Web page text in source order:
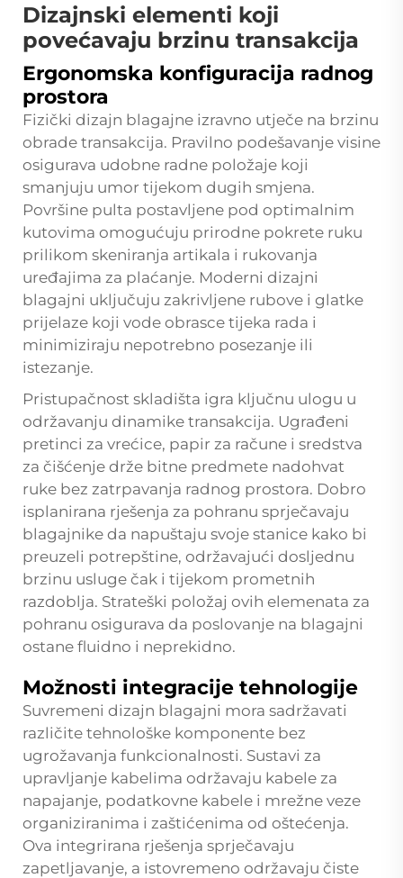
Dizajnski elementi koji
povećavaju brzinu transakcija
Ergonomska konfiguracija radnog
prostora
Fizički dizajn blagajne izravno utječe na brzinu
obrade transakcija. Pravilno podešavanje visine
osigurava udobne radne položaje koji
smanjuju umor tijekom dugih smjena.
Površine pulta postavljene pod optimalnim
kutovima omogućuju prirodne pokrete ruku
prilikom skeniranja artikala i rukovanja
uređajima za plaćanje. Moderni dizajni
blagajni uključuju zakrivljene rubove i glatke
prijelaze koji vode obrasce tijeka rada i
minimiziraju nepotrebno posezanje ili
istezanje.
Pristupačnost skladišta igra ključnu ulogu u
održavanju dinamike transakcija. Ugrađeni
pretinci za vrećice, papir za račune i sredstva
za čišćenje drže bitne predmete nadohvat
ruke bez zatrpavanja radnog prostora. Dobro
isplanirana rješenja za pohranu sprječavaju
blagajnike da napuštaju svoje stanice kako bi
preuzeli potrepštine, održavajući dosljednu
brzinu usluge čak i tijekom prometnih
razdoblja. Strateški položaj ovih elemenata za
pohranu osigurava da poslovanje na blagajni
ostane fluidno i neprekidno.
Možnosti integracije tehnologije
Suvremeni dizajn blagajni mora sadržavati
različite tehnološke komponente bez
ugrožavanja funkcionalnosti. Sustavi za
upravljanje kabelima održavaju kabele za
napajanje, podatkovne kabele i mrežne veze
organiziranima i zaštićenima od oštećenja.
Ova integrirana rješenja sprječavaju
zapetljavanje, a istovremeno održavaju čiste